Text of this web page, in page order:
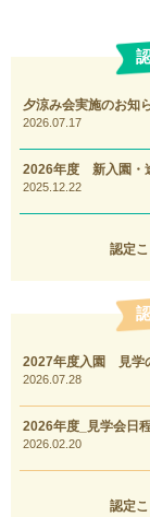
夕涼み会実施のお知
2026.07.17
2026年度 新入園・
2025.12.22
認定
2027年度入園 見学
2026.07.28
2026年度_見学会日
2026.02.20
認定